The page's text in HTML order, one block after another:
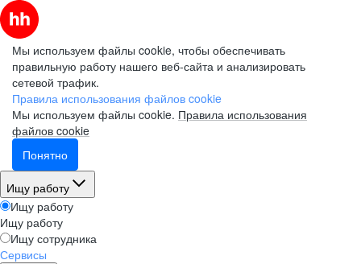
Мы используем файлы cookie, чтобы обеспечивать
правильную работу нашего веб-сайта и анализировать
сетевой трафик.
Правила использования файлов cookie
Мы используем файлы cookie. Правила использования
файлов cookie
Понятно
Ищу работу
Ищу работу
Ищу работу
Ищу сотрудника
Сервисы